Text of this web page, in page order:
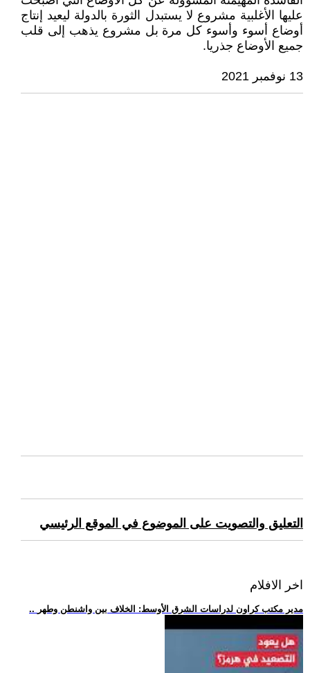
عليها الأغلبية مشروع لا يستبدل الثورة بالدولة ليعيد إنتاج
أوضاع أسوء وأسوء كل مرة بل مشروع يذهب إلى قلب
جميع الأوضاع جذريا.
13 نوفمبر 2021
التعليق والتصويت على الموضوع في الموقع الرئيسي
اخر الافلام
.. مدير مكتب كراون لدراسات الشرق الأوسط: الخلاف بين واشنطن وطهر